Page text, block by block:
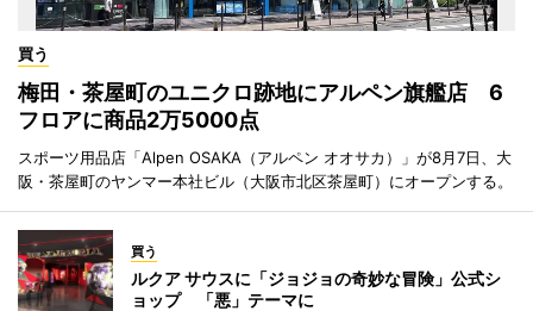
買う
梅田・茶屋町のユニクロ跡地にアルペン旗艦店 6
フロアに商品2万5000点
スポーツ用品店「Alpen OSAKA（アルペン オオサカ）」が8月7日、大
阪・茶屋町のヤンマー本社ビル（大阪市北区茶屋町）にオープンする。
買う
ルクア サウスに「ジョジョの奇妙な冒険」公式シ
ョップ 「悪」テーマに